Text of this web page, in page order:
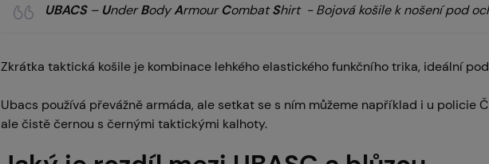
UBACS– UnderBodyArmourCombatShirt - Bojová košile k nošení pod
Zkrátka taktická košile je kombinace lehkého elastického funkčního trika, ideální
Ubacs používá převážně armáda, ale setkat se s ním můžeme například i u policie
ale čistě černou s černými taktickými kalhoty.